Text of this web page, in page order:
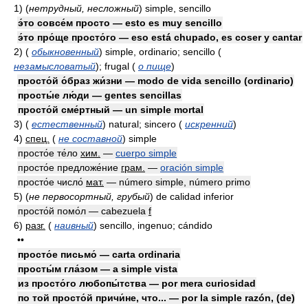
1) (нетрудный, несложный) simple, sencillo
э́то совсе́м просто — esto es muy sencillo
э́то про́ще просто́го — eso está chupado, es coser y cantar
2) ( обыкновенный) simple, ordinario; sencillo (
незамысловатый); frugal ( о пище)
просто́й о́браз жи́зни — modo de vida sencillo (ordinario)
просты́е лю́ди — gentes sencillas
просто́й сме́ртный — un simple mortal
3) ( естественный) natural; sincero ( искренний)
4) спец. ( не составной) simple
просто́е те́ло хим. — cuerpo simple
просто́е предложе́ние грам. — oración simple
просто́е число́ мат. — número simple, número primo
5) (не первосортный, грубый) de calidad inferior
просто́й помо́л — cabezuela f
6) разг. ( наивный) sencillo, ingenuo; cándido
••
просто́е письмо́ — carta ordinaria
просты́м гла́зом — a simple vista
из просто́го любопы́тства — por mera curiosidad
по той просто́й причи́не, что... — por la simple razón, (de)